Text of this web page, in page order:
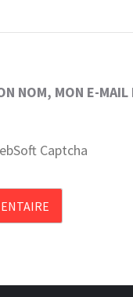
NOM, MON E-
Captcha